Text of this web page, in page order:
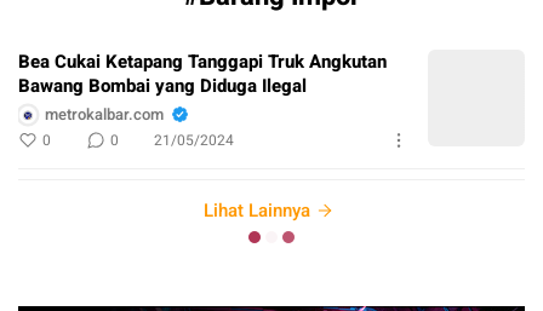
Bea Cukai Ketapang Tanggapi Truk Angkutan
Bawang Bombai yang Diduga Ilegal
metrokalbar.com
0 0 21/05/2024
Lihat Lainnya